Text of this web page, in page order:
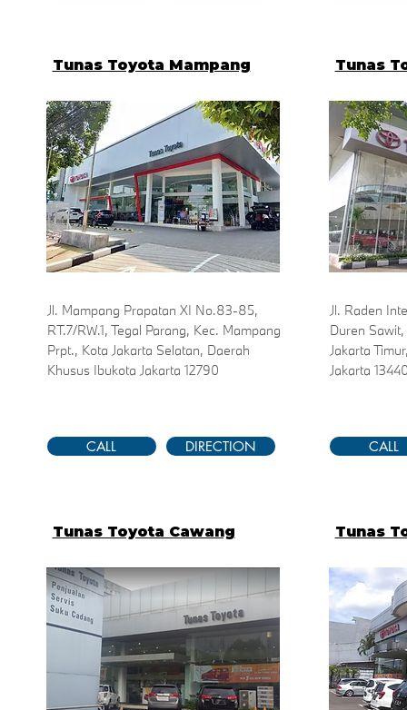
Tunas Toyota Mampang
Jl. Mampang Prapatan XI No.83-85,
RT.7/RW.1, Tegal Parang, Kec. Mampang
Prpt., Kota Jakarta Selatan, Daerah
Khusus Ibukota Jakarta 12790
CALL DIRECTION
Tunas Toyota Cawang
Tunas
Jl. Raden
Duren
Jakarta
Jakarta
CALL
Tunas